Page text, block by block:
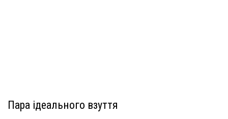
Пара ідеального взуття